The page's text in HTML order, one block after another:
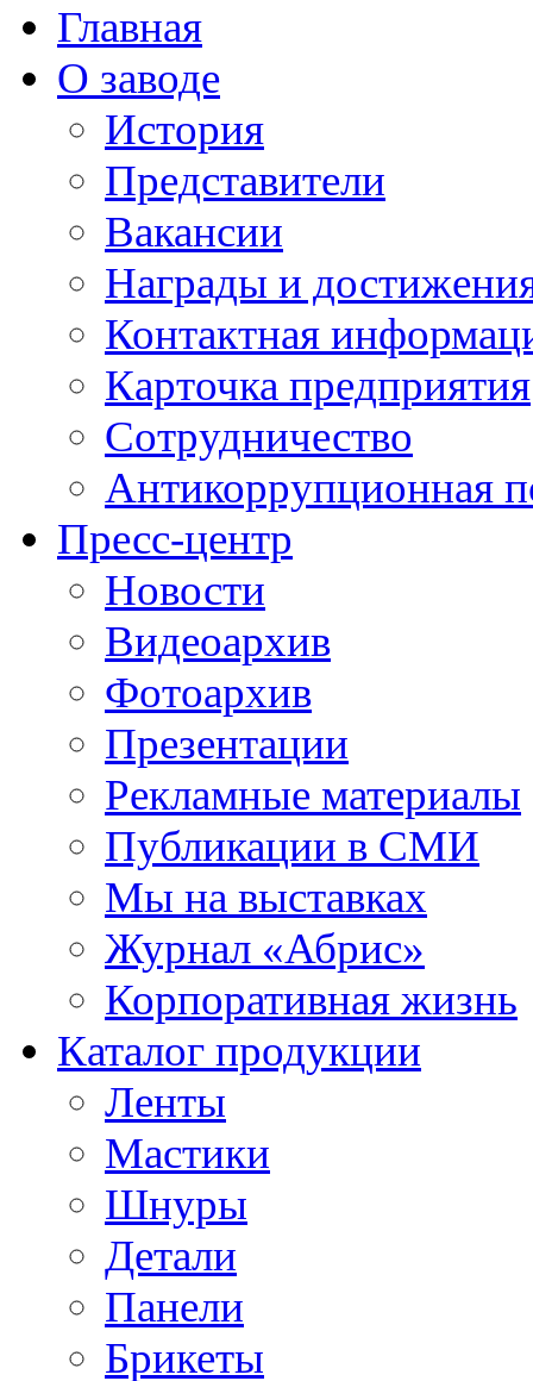
Главная
О заводе
История
Представители
Вакансии
Награды и
Контактная
Карточка предприятия
Сотрудничество
Антикоррупционная
Пресс-центр
Новости
Видеоархив
Фотоархив
Презентации
Рекламные материалы
Публикации в СМИ
Мы на выставках
Журнал «Абрис»
Корпоративная жизнь
Каталог продукции
Ленты
Мастики
Шнуры
Детали
Панели
Брикеты